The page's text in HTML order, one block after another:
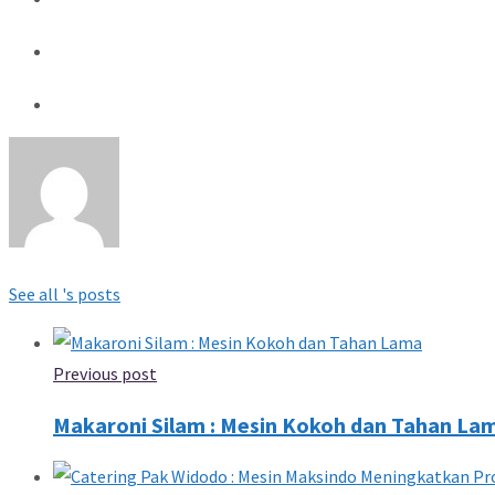
See all 's posts
Previous post
Makaroni Silam : Mesin Kokoh dan Tahan